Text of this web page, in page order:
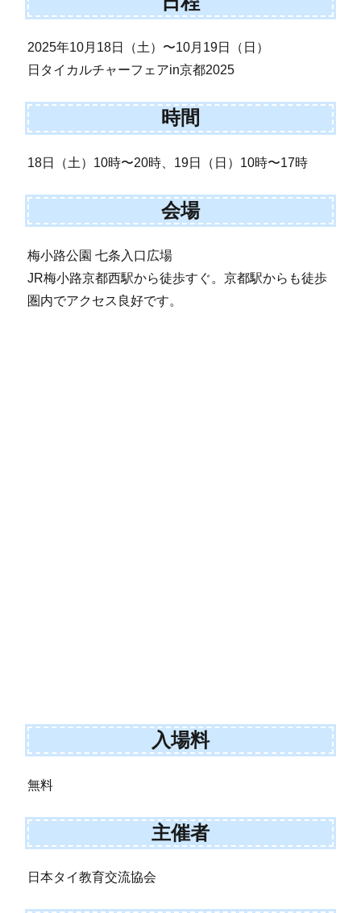
2025年10月18日（土）〜10月19日（日）
日タイカルチャーフェアin京都2025
時間
18日（土）10時〜20時、19日（日）10時〜17時
会場
梅小路公園 七条入口広場
JR梅小路京都西駅から徒歩すぐ。京都駅からも徒歩
圏内でアクセス良好です。
入場料
無料
主催者
日本タイ教育交流協会